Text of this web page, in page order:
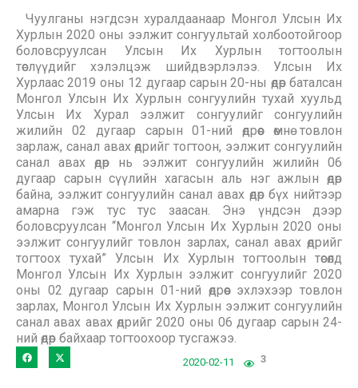
Чуулганы нэгдсэн хуралдаанаар Монгол Улсын Их
Хурлын 2020 оны ээлжит сонгуультай холбоотойгоор
боловсруулсан Улсын Их Хурлын тогтоолын
төслүүдийг хэлэлцэж шийдвэрлэлээ. Улсын Их
Хурлаас 2019 оны 12 дугаар сарын 20-ны өдөр баталсан
Монгол Улсын Их Хурлын сонгуулийн тухай хуульд
Улсын Их Хурал ээлжит сонгуулийг сонгуулийн
жилийн 02 дугаар сарын 01-ний өдрөөс өмнө товлон
зарлаж, санал авах өдрийг тогтоон, ээлжит сонгуулийн
санал авах өдөр нь ээлжит сонгуулийн жилийн 06
дугаар сарын сүүлийн хагасын аль нэг ажлын өдөр
байна, ээлжит сонгуулийн санал авах өдөр бүх нийтээр
амарна гэж тус тус заасан. Энэ үндсэн дээр
боловсруулсан “Монгол Улсын Их Хурлын 2020 оны
ээлжит сонгуулийг товлон зарлах, санал авах өдрийг
тогтоох тухай” Улсын Их Хурлын тогтоолын төсөлд
Монгол Улсын Их Хурлын ээлжит сонгуулийг 2020
оны 02 дугаар сарын 01-ний өдрөөс эхлэхээр товлон
зарлах, Монгол Улсын Их Хурлын ээлжит сонгуулийн
санал авах авах өдрийг 2020 оны 06 дугаар сарын 24-
ний өдөр байхаар тогтоохоор тусгажээ.
2020-02-11 3